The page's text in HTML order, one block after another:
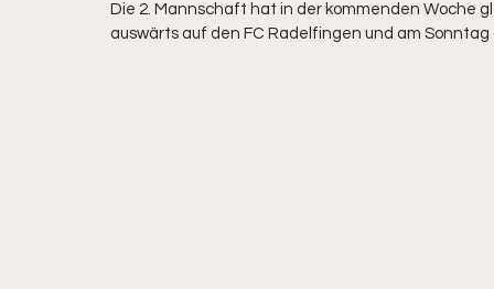
Die 2. Mannschaft hat in der kommenden Woche
auswärts auf den FC Radelfingen und am